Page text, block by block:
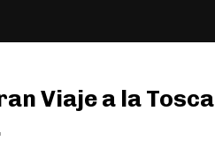
Viaje a la